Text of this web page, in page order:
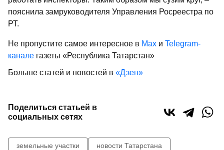
пояснила замруководителя Управления Росреестра по
РТ.
Не пропустите самое интересное в Max и Telegram-
канале газеты «Республика Татарстан»
Больше статей и новостей в «Дзен»
Поделиться статьей в
социальных сетях
земельные участки новости Татарстана